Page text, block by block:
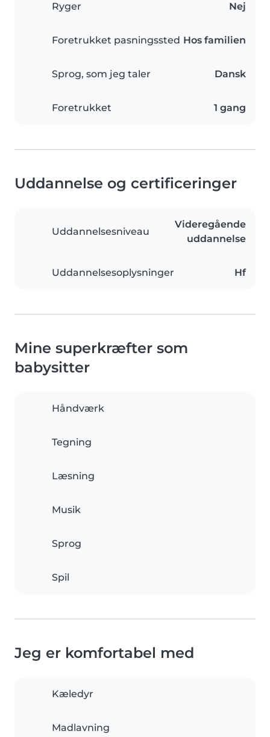
Ryger Nej
Foretrukket pasningssted Hos familien
Sprog, som jeg taler Dansk
Foretrukket 1 gang
Uddannelse og certificeringer
Uddannelsesniveau
Videregående
uddannelse
Uddannelsesoplysninger Hf
Mine superkræfter som
babysitter
Håndværk
Tegning
Læsning
Musik
Sprog
Spil
Jeg er komfortabel med
Kæledyr
Madlavning